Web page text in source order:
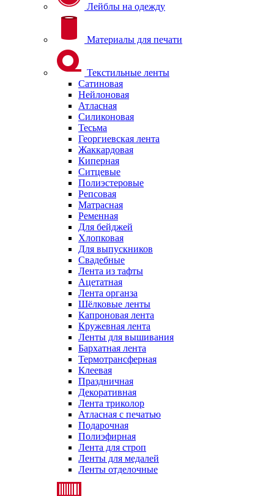
Лейблы на одежду
Материалы для печати
Текстильные ленты
Сатиновая
Нейлоновая
Атласная
Силиконовая
Тесьма
Георгиевская лента
Жаккардовая
Киперная
Ситцевые
Полиэстеровые
Репсовая
Матрасная
Ременная
Для бейджей
Хлопковая
Для выпускников
Свадебные
Лента из тафты
Ацетатная
Лента органза
Шёлковые ленты
Капроновая лента
Кружевная лента
Ленты для вышивания
Бархатная лента
Термотрансферная
Клеевая
Праздничная
Декоративная
Лента триколор
Атласная с печатью
Подарочная
Полиэфирная
Лента для строп
Ленты для медалей
Ленты отделочные